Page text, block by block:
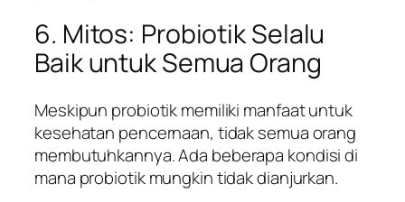
6. Mitos: Probiotik Selalu
Baik untuk Semua Orang
Meskipun probiotik memiliki manfaat untuk
kesehatan pencernaan, tidak semua orang
membutuhkannya. Ada beberapa kondisi di
mana probiotik mungkin tidak dianjurkan.